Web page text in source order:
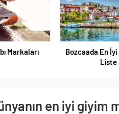
En İyi Kargo Firması
Markaları
Bozcaada En
Liste
en iyi giyim